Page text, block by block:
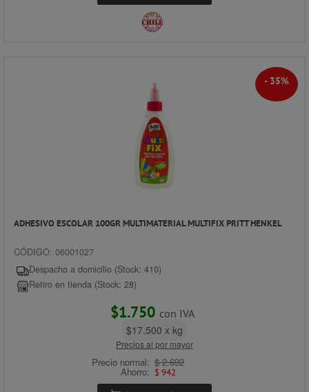
- 35%
ADHESIVO ESCOLAR 100GR MULTIMATERIAL MULTIFIX PRITT HENKEL
CÓDIGO: 06001027
Despacho a domicilio (Stock: 410)
Retiro en tienda (Stock: 28)
$1.750 con IVA
$17.500 x kg
Precios al por mayor
Precio normal: $ 2.692
Ahorro: $ 942